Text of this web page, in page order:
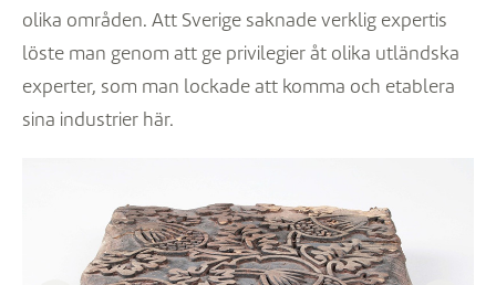
olika områden. Att Sverige saknade verklig expertis
löste man genom att ge privilegier åt olika utländska
experter, som man lockade att komma och etablera
sina industrier här.